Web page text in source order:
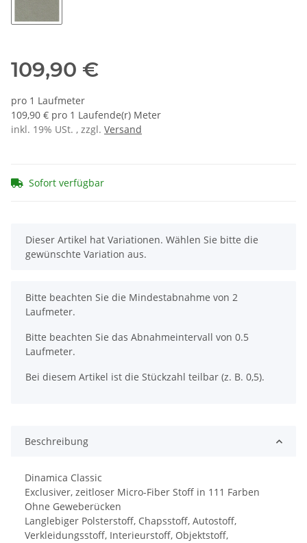
109,90 €
pro 1 Laufmeter
109,90 € pro 1 Laufende(r) Meter
inkl. 19% USt. , zzgl. Versand
Sofort verfügbar
x
Dieser Artikel hat Variationen. Wählen Sie bitte die
gewünschte Variation aus.
x
Bitte beachten Sie die Mindestabnahme von 2
Laufmeter.
Bitte beachten Sie das Abnahmeintervall von 0.5
Laufmeter.
Bei diesem Artikel ist die Stückzahl teilbar (z. B. 0,5).
Beschreibung
Dinamica Classic
Exclusiver, zeitloser Micro-Fiber Stoff in 111 Farben
Ohne Geweberücken
Langlebiger Polsterstoff, Chapsstoff, Autostoff,
Verkleidungsstoff, Interieurstoff, Objektstoff,